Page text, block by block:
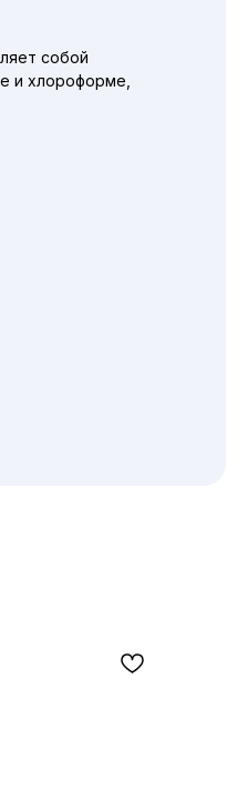
собой
и хлороформе,